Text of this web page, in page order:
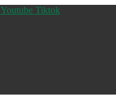
Youtube Tiktok